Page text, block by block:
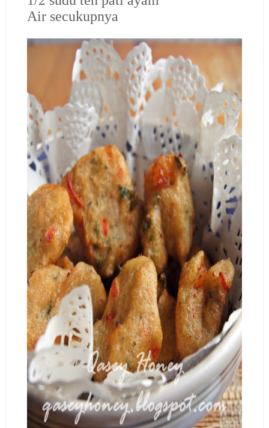
Air secukupnya